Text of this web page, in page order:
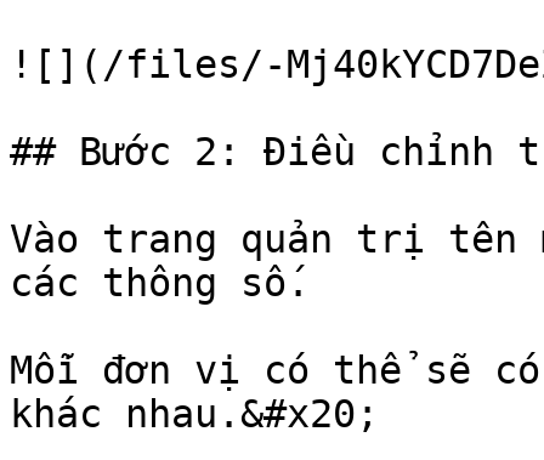
![](/files/-
## Bước 2: Điều chỉnh
Vào trang quản trị tên
các thông số.
Mỗi đơn vị có thể sẽ
khác nhau.&#x20;